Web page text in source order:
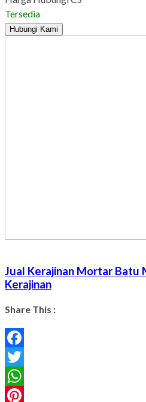
Tersedia
Hubungi Kami
Jual Kerajinan Mortar Batu
Kerajinan
Share This :
Facebook
Twitter
WhatsApp